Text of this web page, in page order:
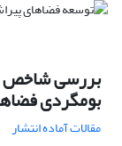
بررسی شاخص
بومگردی
مقالات آماده انتشار